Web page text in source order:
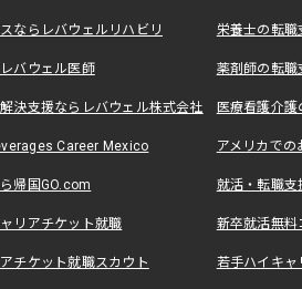
ならレバウェルリハビリ 栄養士の転
バウェル医師 薬剤師の転
決支援ならレバウェル株式会社 医療看護介
Career Mexico アメリカで
帰国GO.com 就活・転職
リアチケット就職 新卒就活無料
チケット就職スカウト 若手ハイキ